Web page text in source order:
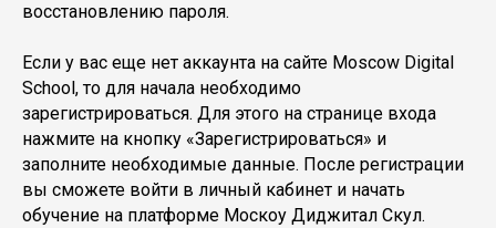
восстановлению пароля.
Если у вас еще нет аккаунта на сайте Moscow Digital
School, то для начала необходимо
зарегистрироваться. Для этого на странице входа
нажмите на кнопку «Зарегистрироваться» и
заполните необходимые данные. После регистрации
вы сможете войти в личный кабинет и начать
обучение на платформе Москоу Диджитал Скул.